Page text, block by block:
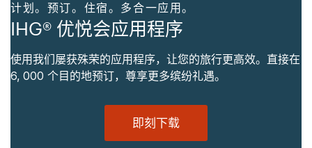
计划。预订。住宿。多合一应用。
IHG® 优悦会应用程序
使用我们屡获殊荣的应用程序，让您的旅行更高效。直接在
6, 000 个目的地预订，尊享更多缤纷礼遇。
即刻下载